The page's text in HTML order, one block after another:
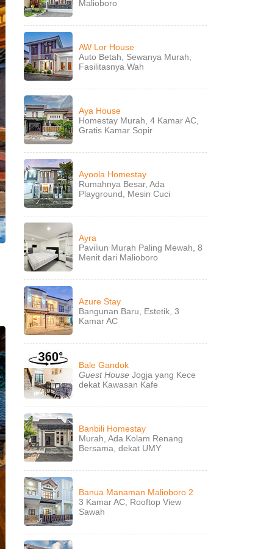
Malioboro
AW Lor House
Auto Betah, Sewanya Murah,
Fasilitasnya Wah
Aya House
Homestay Murah, 4 Kamar AC,
Gratis Kamar Sopir
Ayoola Homestay
Rumahnya Besar, Ada
Playground, Mesin Cuci
Ayra
Paviliun Murah Paling Mewah, 8
Menit dari Malioboro
Azure Stay
Bangunan Baru, Estetik, 3
Kamar AC
Bale Gandok
Guest House Jogja yang Kece
dekat Kawasan Kafe
Banbili Homestay
Murah, Ada Kolam Renang
Bersama, dekat UMY
Banua Manaman Malioboro 2
3 Kamar AC, Rooftop View
Sawah